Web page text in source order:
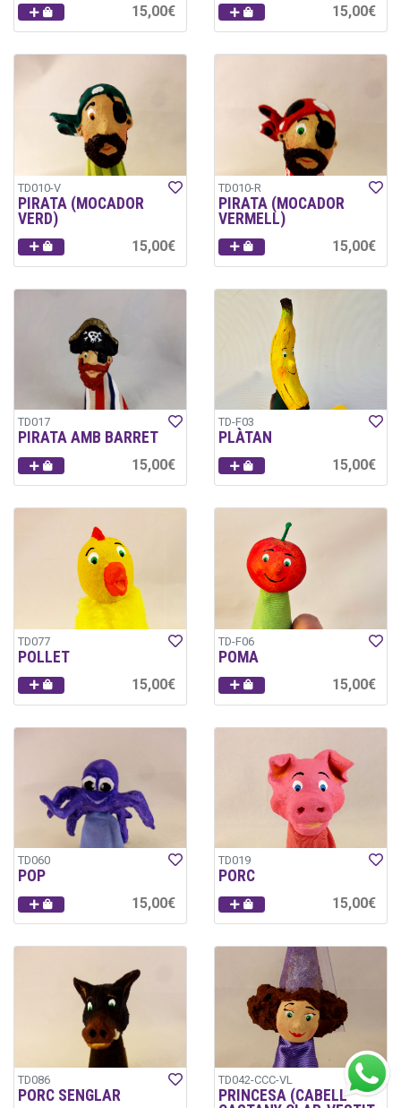
15,00€ 15,00€
TD010-V
PIRATA (MOCADOR
VERD)
15,00€
TD010-R
PIRATA (MOCADOR
VERMELL)
15,00€
TD017
PIRATA AMB BARRET
15,00€
TD-F03
PLÀTAN
15,00€
TD077
POLLET
15,00€
TD-F06
POMA
15,00€
TD060
POP
15,00€
TD019
PORC
15,00€
TD086
PORC SENGLAR
TD042-CCC-VL
PRINCESA (CABELL